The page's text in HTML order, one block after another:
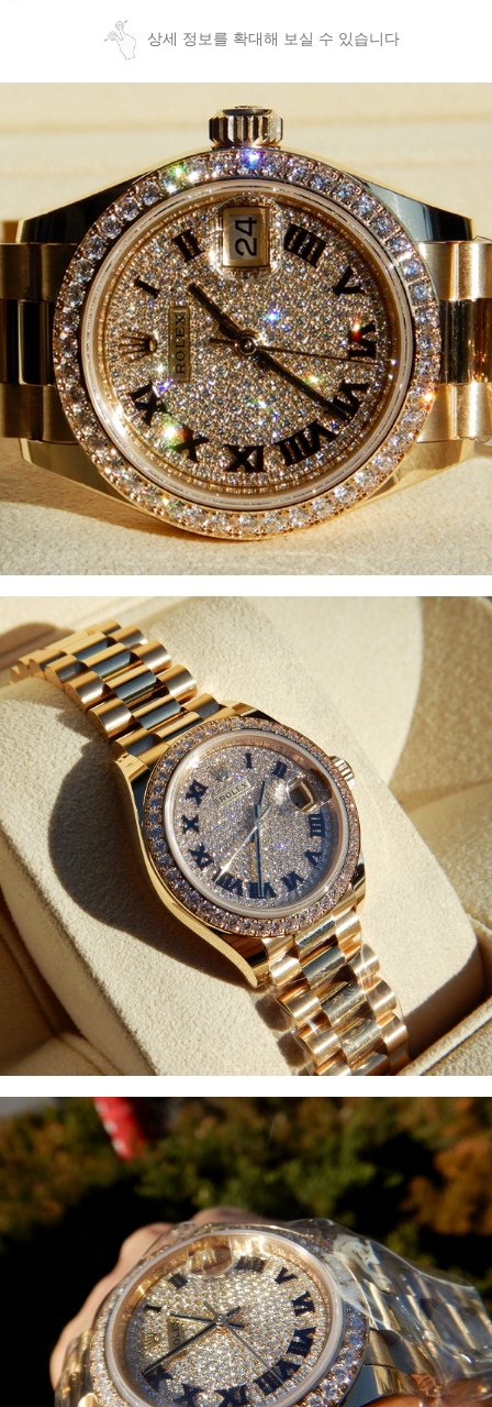
상세 정보를 확대해 보실 수 있습니다